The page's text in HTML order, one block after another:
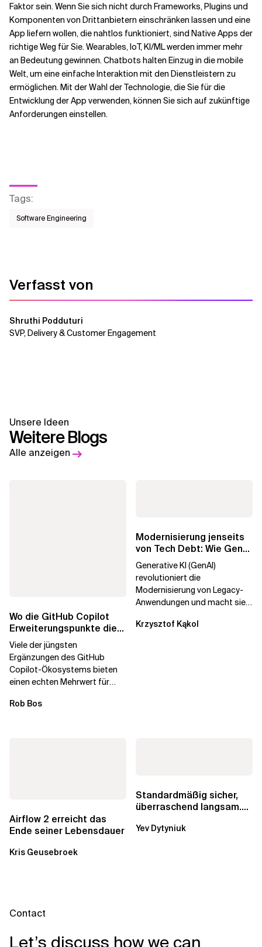
Faktor sein. Wenn Sie sich nicht durch Frameworks, Plugins und
Komponenten von Drittanbietern einschränken lassen und eine
App liefern wollen, die nahtlos funktioniert, sind Native Apps der
richtige Weg für Sie. Wearables, IoT, KI/ML werden immer mehr
an Bedeutung gewinnen. Chatbots halten Einzug in die mobile
Welt, um eine einfache Interaktion mit den Dienstleistern zu
ermöglichen. Mit der Wahl der Technologie, die Sie für die
Entwicklung der App verwenden, können Sie sich auf zukünftige
Anforderungen einstellen.
Tags:
Software Engineering
Verfasst von
Shruthi Podduturi
SVP, Delivery & Customer Engagement
Unsere Ideen
Weitere Blogs
Alle anzeigen
Wo die GitHub Copilot
Erweiterungspunkte die
Governance brechen
Viele der jüngsten
Ergänzungen des GitHub
Copilot-Ökosystems bieten
einen echten Mehrwert für
aber auch die...
Rob Bos
Modernisierung jenseits
von Tech Debt: Wie GenAI
die
Generative KI (GenAI)
revolutioniert die
Modernisierung von Legacy-
Anwendungen und macht sie
Durch die Automatisierung...
Krzysztof Kąkol
Airflow 2 erreicht das
Ende seiner Lebensdauer
Kris Geusebroek
Standardmäßig sicher,
überraschend langsam.
über die RDS...
Yev Dytyniuk
Contact